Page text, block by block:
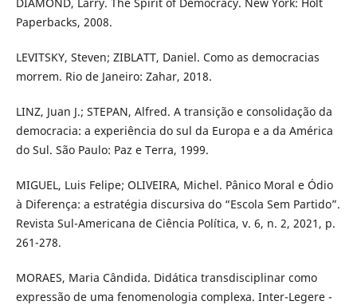
Paperbacks, 2008.
LEVITSKY, Steven; ZIBLATT, Daniel. Como as democracias
morrem. Rio de Janeiro: Zahar, 2018.
LINZ, Juan J.; STEPAN, Alfred. A transição e consolidação da
democracia: a experiência do sul da Europa e a da América
do Sul. São Paulo: Paz e Terra, 1999.
MIGUEL, Luis Felipe; OLIVEIRA, Michel. Pânico Moral e Ódio
à Diferença: a estratégia discursiva do “Escola Sem Partido”.
Revista Sul-Americana de Ciência Política, v. 6, n. 2, 2021, p.
261-278.
MORAES, Maria Cândida. Didática transdisciplinar como
expressão de uma fenomenologia complexa. Inter-Legere -